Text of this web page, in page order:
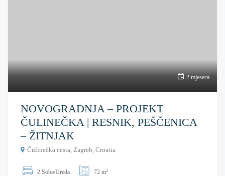
2 mjeseca
NOVOGRADNJA – PROJEKT
ČULINEČKA | RESNIK, PEŠČENICA
– ŽITNJAK
Čulinečka cesta, Zagreb, Croatia
2 Soba/Ureda 72 m²